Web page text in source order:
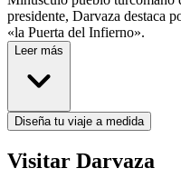
presidente, Darvaza destaca
«la Puerta del Infierno».
Leer más
Diseña tu viaje a medida
Visitar Darvaza